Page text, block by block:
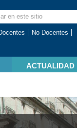
No Docentes
ACTUALIDAD